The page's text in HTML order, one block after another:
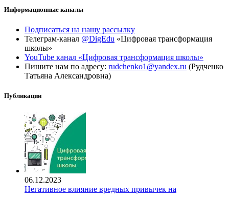
Информационные каналы
Подписаться на нашу рассылку
Телеграм-канал @DigEdu «Цифровая трансформация
школы»
YouTube канал «Цифровая трансформация школы»
Пишите нам по адресу: rudchenko1@yandex.ru (Рудченко
Татьяна Александровна)
Публикации
06.12.2023
Негативное влияние вредных привычек на